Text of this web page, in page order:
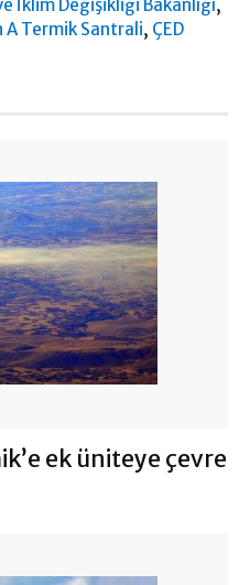
İklim Değişikliği Bakanlığı,
Termik Santrali, ÇED
ek üniteye çevre